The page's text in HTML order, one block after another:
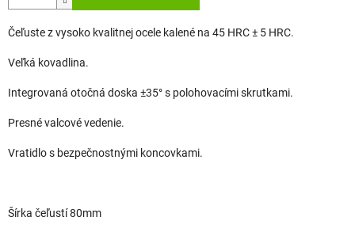
Čeľuste z vysoko kvalitnej ocele kalené na 45 HRC ± 5 HRC.
Veľká kovadlina.
Integrovaná otočná doska ±35° s polohovacími skrutkami.
Presné valcové vedenie.
Vratidlo s bezpečnostnými koncovkami.
Šírka čeľustí 80mm